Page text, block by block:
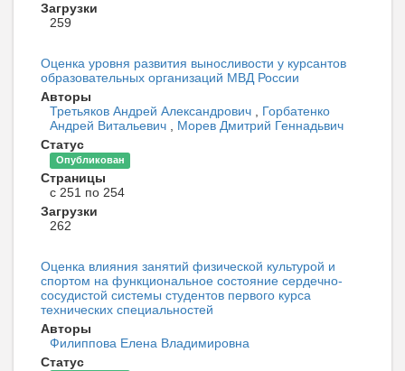
Загрузки
259
Оценка уровня развития выносливости у курсантов
образовательных организаций МВД России
Авторы
Третьяков Андрей Александрович , Горбатенко
Андрей Витальевич , Морев Дмитрий Геннадьвич
Статус
Опубликован
Страницы
с 251 по 254
Загрузки
262
Оценка влияния занятий физической культурой и
спортом на функциональное состояние сердечно-
сосудистой системы студентов первого курса
технических специальностей
Авторы
Филиппова Елена Владимировна
Статус